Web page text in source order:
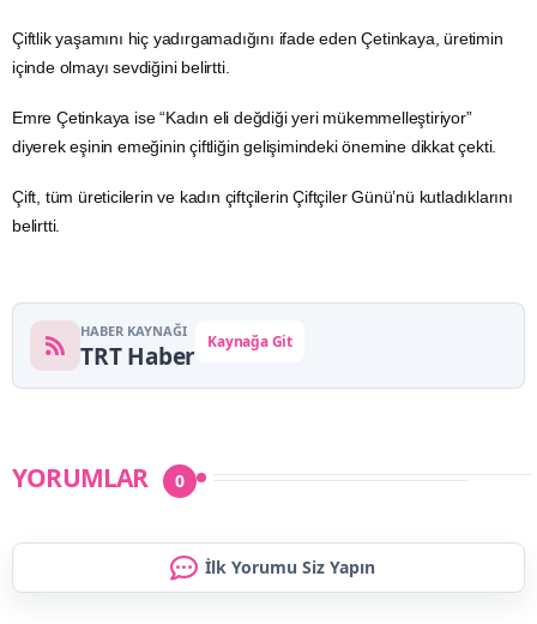
Çiftlik yaşamını hiç yadırgamadığını ifade eden Çetinkaya, üretimin
içinde olmayı sevdiğini belirtti.
Emre Çetinkaya ise “Kadın eli değdiği yeri mükemmelleştiriyor”
diyerek eşinin emeğinin çiftliğin gelişimindeki önemine dikkat çekti.
Çift, tüm üreticilerin ve kadın çiftçilerin Çiftçiler Günü’nü kutladıklarını
belirtti.
HABER KAYNAĞI
TRT Haber Kaynağa Git
YORUMLAR 0
İlk Yorumu Siz Yapın